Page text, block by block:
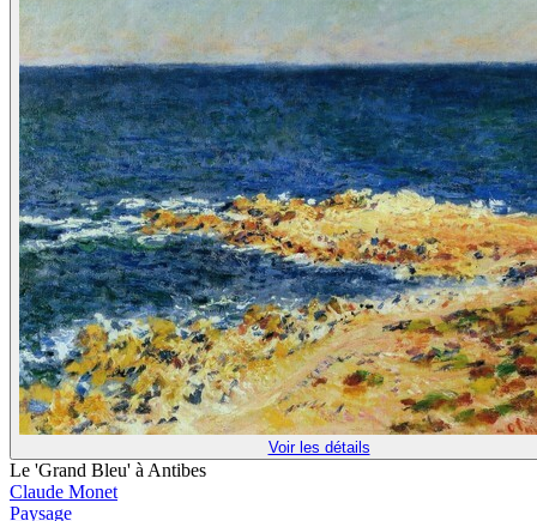
Voir les détails
Le 'Grand Bleu' à Antibes
Claude Monet
Paysage